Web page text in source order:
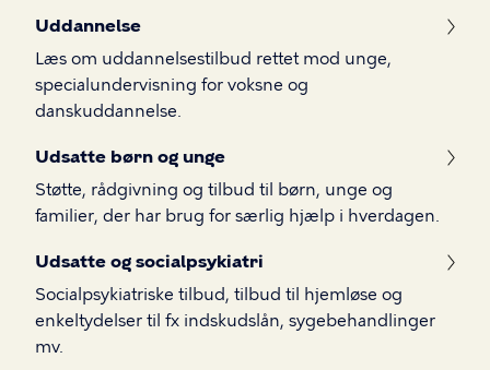
Uddannelse
Læs om uddannelsestilbud rettet mod unge,
specialundervisning for voksne og
danskuddannelse.
Udsatte børn og unge
Støtte, rådgivning og tilbud til børn, unge og
familier, der har brug for særlig hjælp i hverdagen.
Udsatte og socialpsykiatri
Socialpsykiatriske tilbud, tilbud til hjemløse og
enkeltydelser til fx indskudslån, sygebehandlinger
mv.